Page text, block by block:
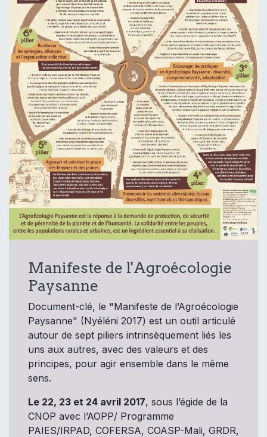
Manifeste de l'Agroécologie
Paysanne
Document-clé, le "Manifeste de l’Agroécologie
Paysanne" (Nyéléni 2017) est un outil articulé
autour de sept piliers intrinsèquement liés les
uns aux autres, avec des valeurs et des
principes, pour agir ensemble dans le même
sens.
Le 22, 23 et 24 avril 2017, sous l’égide de la
CNOP avec l’AOPP/ Programme
PAIES/IRPAD, COFERSA, COASP-Mali, GRDR,